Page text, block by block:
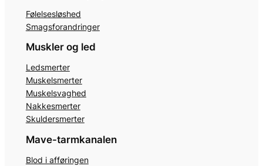
Følelsesløshed
Smagsforandringer
Muskler og led
Ledsmerter
Muskelsmerter
Muskelsvaghed
Nakkesmerter
Skuldersmerter
Mave-tarmkanalen
Blod i afføringen